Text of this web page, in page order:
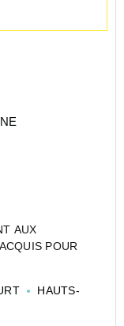
AUX
POUR
À
-
HAUTS-